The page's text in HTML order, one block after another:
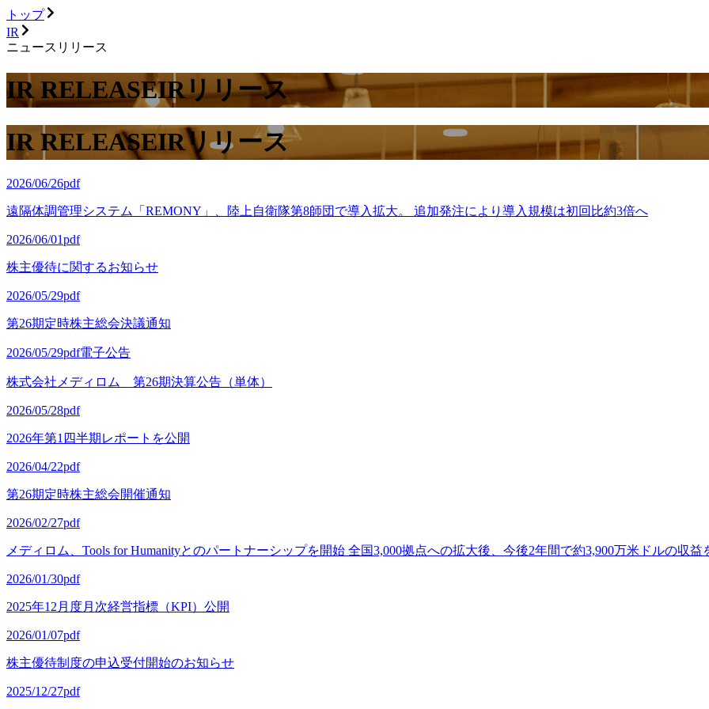
トップ
IR
ニュースリリース
IR RELEASEIRリリース
IR RELEASEIRリリース
2026/06/26pdf
遠隔体調管理システム「REMONY」、陸上自衛隊第8師団で導入拡大。 追加発注により導入規模は初回比約3倍へ
2026/06/01pdf
株主優待に関するお知らせ
2026/05/29pdf
第26期定時株主総会決議通知
2026/05/29pdf電子公告
株式会社メディロム 第26期決算公告（単体）
2026/05/28pdf
2026年第1四半期レポートを公開
2026/04/22pdf
第26期定時株主総会開催通知
2026/02/27pdf
メディロム、Tools for Humanityとのパートナーシップを開始 全国3,000拠点への拡大後、今後2年間で約3,900万米ドルの収益
2026/01/30pdf
2025年12月度月次経営指標（KPI）公開
2026/01/07pdf
株主優待制度の申込受付開始のお知らせ
2025/12/27pdf